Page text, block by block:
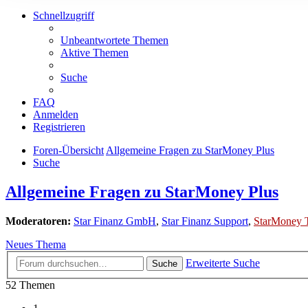
Schnellzugriff
Unbeantwortete Themen
Aktive Themen
Suche
FAQ
Anmelden
Registrieren
Foren-ÜbersichtAllgemeine Fragen zu StarMoney Plus
Suche
Allgemeine Fragen zu StarMoney Plus
Moderatoren: Star Finanz GmbH, Star Finanz Support, StarMoney
Neues Thema
Suche
Erweiterte Suche
52 Themen